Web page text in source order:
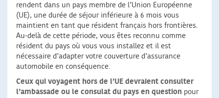
rendent dans un pays membre de l’Union Européenne
(UE), une durée de séjour inférieure à 6 mois vous
maintient en tant que résident français hors frontières.
Au-delà de cette période, vous êtes reconnu comme
résident du pays où vous vous installez et il est
nécessaire d’adapter votre couverture d’assurance
automobile en conséquence.
Ceux qui voyagent hors de l’UE devraient consulter
l’ambassade ou le consulat du pays en question pour